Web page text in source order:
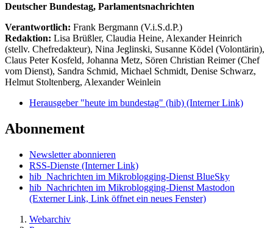
Deutscher Bundestag, Parlamentsnachrichten
Verantwortlich: Frank Bergmann (V.i.S.d.P.)
Redaktion: Lisa Brüßler, Claudia Heine, Alexander Heinrich
(stellv. Chefredakteur), Nina Jeglinski, Susanne Ködel (Volontärin),
Claus Peter Kosfeld, Johanna Metz, Sören Christian Reimer (Chef
vom Dienst), Sandra Schmid, Michael Schmidt, Denise Schwarz,
Helmut Stoltenberg, Alexander Weinlein
Herausgeber "heute im bundestag" (hib) (Interner Link)
Abonnement
Newsletter abonnieren
RSS-Dienste (Interner Link)
hib_Nachrichten im Mikroblogging-Dienst BlueSky
hib_Nachrichten im Mikroblogging-Dienst Mastodon
(Externer Link, Link öffnet ein neues Fenster)
Webarchiv